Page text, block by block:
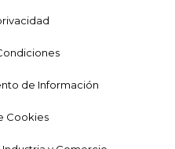
de Información
Cookies